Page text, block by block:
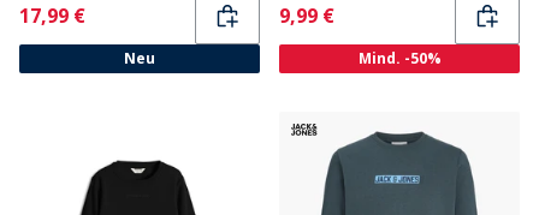
Current
17,99 €
Neu
Current
9,99 €
Mind. -50%